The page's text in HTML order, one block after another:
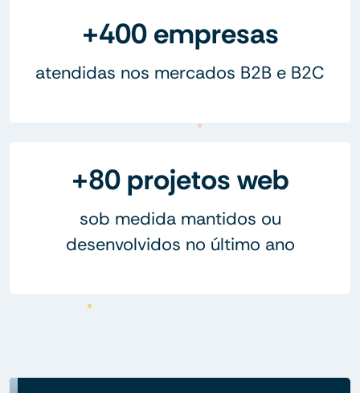
+400 empresas
atendidas nos mercados B2B e B2C
+80 projetos web
sob medida mantidos ou
desenvolvidos no último ano